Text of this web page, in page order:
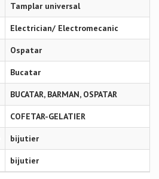
Tamplar universal
Electrician/ Electromecanic
Ospatar
Bucatar
BUCATAR, BARMAN, OSPATAR
COFETAR-GELATIER
bijutier
bijutier